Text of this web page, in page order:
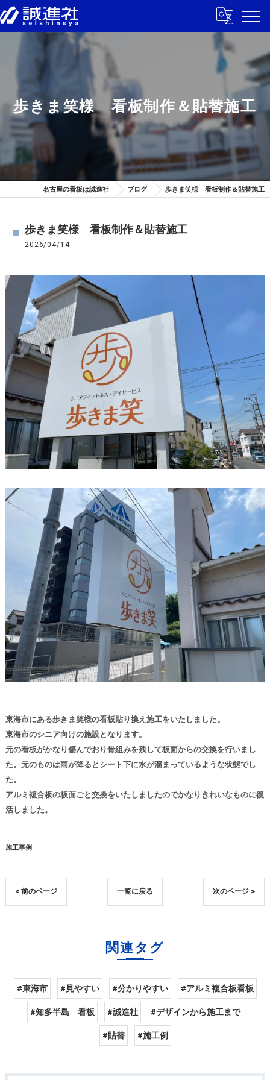
歩きま笑様 看板制作＆貼替施工
名古屋の看板は誠進社 ブログ 歩きま笑様 看板制作＆貼替施工
歩きま笑様 看板制作＆貼替施工
2026/04/14
東海市にある歩きま笑様の看板貼り換え施工をいたしました。
東海市のシニア向けの施設となります。
元の看板がかなり傷んでおり骨組みを残して板面からの交換を行いまし
た。元のものは雨が降るとシート下に水が溜まっているような状態でし
た。
アルミ複合板の板面ごと交換をいたしましたのでかなりきれいなものに復
活しました。
施工事例
< 前のページ 一覧に戻る 次のページ >
関連タグ
#東海市 #見やすい #分かりやすい #アルミ複合板看板
#知多半島 看板 #誠進社 #デザインから施工まで
#貼替 #施工例